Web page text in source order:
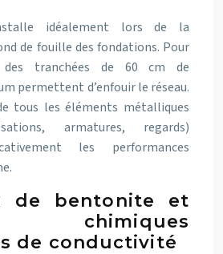
idéalement lors de la
de fouille des fondations. Pour
des tranchées de 60 cm de
permettent d’enfouir le réseau.
tous les éléments métalliques
armatures, regards)
les performances
de bentonite et
chimiques
de conductivité